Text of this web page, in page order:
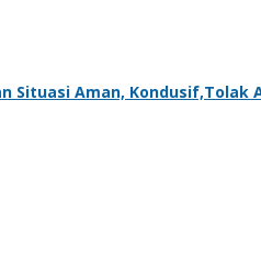
Situasi Aman, Kondusif,Tolak